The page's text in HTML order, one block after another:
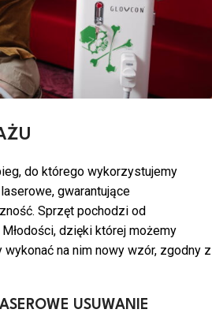
do którego wykorzystujemy
gwarantujące
Sprzęt pochodzi od
dzięki której możemy
wykonać na nim nowy wzór, zgodny z
USUWANIE